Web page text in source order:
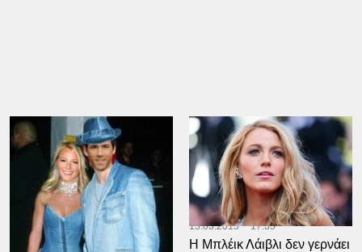
16.03.2015 11:42
Η Μπλέικ Λάιβλι παριστάνει
13.03.2015 17:35
Η Μπλέικ Λάιβλι δεν γερνάει